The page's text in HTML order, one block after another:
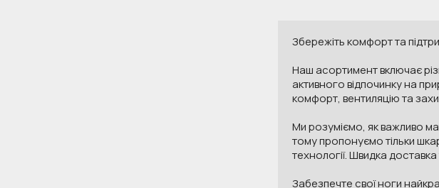
Збережіть комфорт та
Наш асортимент включає
активного відпочинку на
комфорт, вентиляцію та
Ми розуміємо, як важливо
тому пропонуємо тільки
технології. Швидка
Забезпечте свої ноги